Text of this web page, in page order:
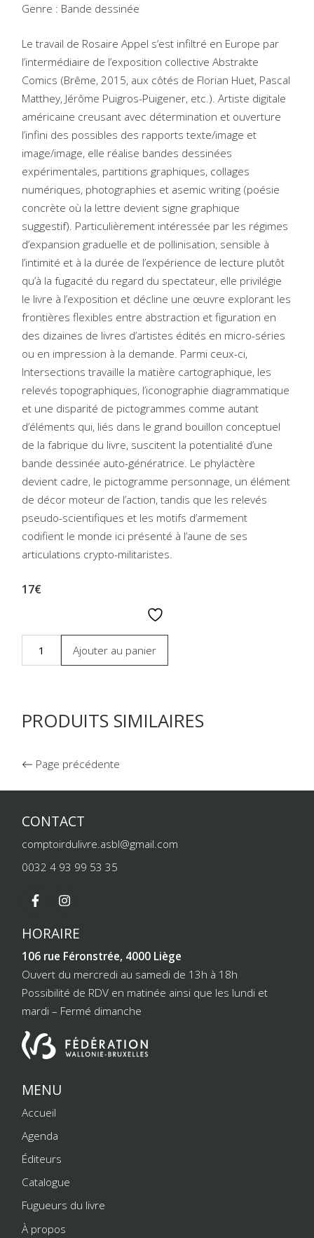
Genre : Bande dessinée
Le travail de Rosaire Appel s’est infiltré en Europe par
l’intermédiaire de l’exposition collective Abstrakte
Comics (Brême, 2015, aux côtés de Florian Huet, Pascal
Matthey, Jérôme Puigros-Puigener, etc.). Artiste digitale
américaine creusant avec détermination et ouverture
l’infini des possibles des rapports texte/image et
image/image, elle réalise bandes dessinées
expérimentales, partitions graphiques, collages
numériques, photographies et asemic writing (poésie
concrète où la lettre devient signe graphique
suggestif). Particulièrement intéressée par les régimes
d’expansion graduelle et de pollinisation, sensible à
l’intimité et à la durée de l’expérience de lecture plutôt
qu’à la fugacité du regard du spectateur, elle privilégie
le livre à l’exposition et décline une œuvre explorant les
frontières flexibles entre abstraction et figuration en
des dizaines de livres d’artistes édités en micro-séries
ou en impression à la demande. Parmi ceux-ci,
Intersections travaille la matière cartographique, les
relevés topographiques, l’iconographie diagrammatique
et une disparité de pictogrammes comme autant
d’éléments qui, liés dans le grand bouillon conceptuel
de la fabrique du livre, suscitent la potentialité d’une
bande dessinée auto-génératrice. Le phylactère
devient cadre, le pictogramme personnage, un élément
de décor moteur de l’action, tandis que les relevés
pseudo-scientifiques et les motifs d’armement
codifient le monde ici présenté à l’aune de ses
articulations crypto-militaristes.
17€
Ajouter au panier
PRODUITS SIMILAIRES
Page précédente
CONTACT
comptoirdulivre.asbl@gmail.com
0032 4 93 99 53 35
HORAIRE
106 rue Féronstrée, 4000 Liège
Ouvert du mercredi au samedi de 13h à 18h
Possibilité de RDV en matinée ainsi que les lundi et
mardi – Fermé dimanche
MENU
Accueil
Agenda
Éditeurs
Catalogue
Fugueurs du livre
À propos